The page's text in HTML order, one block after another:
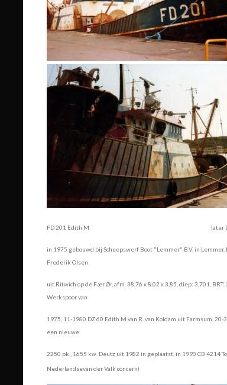
FD 201 Edith M later DZ 60
in 1975 gebouwd bij Scheepswerf Boot "Lemmer" B.V. in
Frederik Olsen
uit Ritwich op de Fær Ør, afm. 38,76 x 8,02 x 3,85, diep: 3,701,
Werkspoor van
1975, 11-1980 DZ 60 Edith M van R. van Koldam uit Farmsum,
een nieuwe
2250 pk., 1655 kw. Deutz uit 1982 in geplaatst, in 1990CB 4214
Nederlandsevan der Valk concern) foto